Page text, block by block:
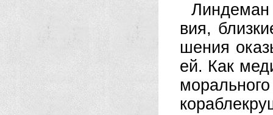
Лин­де­ман
вия,
ше­ния
ей. Как